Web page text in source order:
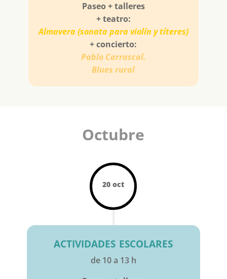
Paseo + talleres
+ teatro:
Almavera (sonata para violín y títeres)
+ concierto:
Pablo Carrascal.
Blues rural
Octubre
20 oct
actividades escolares
de 10 a 13 h